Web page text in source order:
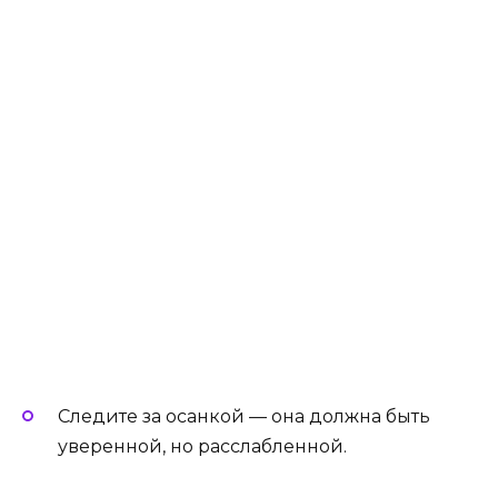
Следите за осанкой — она должна быть
уверенной, но расслабленной.